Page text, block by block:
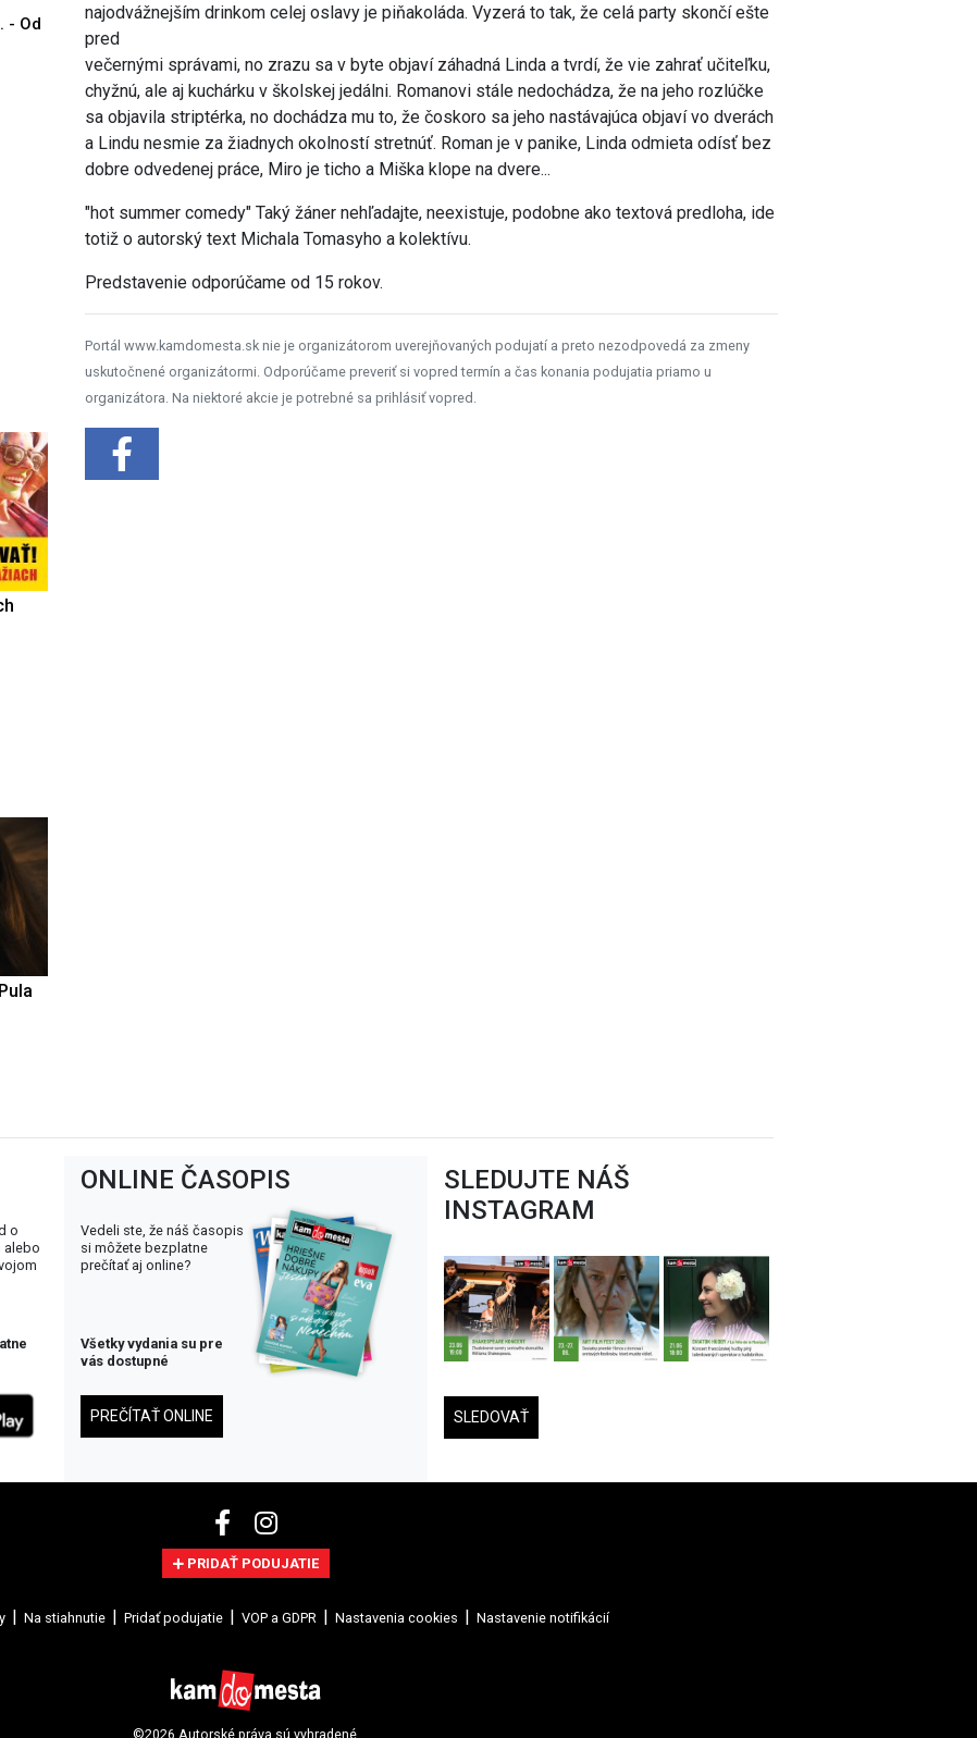
- Od
najodvážnejším drinkom celej oslavy je piňakoláda. Vyzerá to tak, že celá party skončí ešte
pred
večernými správami, no zrazu sa v byte objaví záhadná Linda a tvrdí, že vie zahrať učiteľku,
chyžnú, ale aj kuchárku v školskej jedálni. Romanovi stále nedochádza, že na jeho rozlúčke
sa objavila striptérka, no dochádza mu to, že čoskoro sa jeho nastávajúca objaví vo dverách
a Lindu nesmie za žiadnych okolností stretnúť. Roman je v panike, Linda odmieta odísť bez
dobre odvedenej práce, Miro je ticho a Miška klope na dvere...
"hot summer comedy" Taký žáner nehľadajte, neexistuje, podobne ako textová predloha, ide
totiž o autorský text Michala Tomasyho a kolektívu.
Predstavenie odporúčame od 15 rokov.
Portál www.kamdomesta.sk nie je organizátorom uverejňovaných podujatí a preto nezodpovedá za zmeny
uskutočnené organizátormi. Odporúčame preveriť si vopred termín a čas konania podujatia priamo u
organizátora. Na niektoré akcie je potrebné sa prihlásiť vopred.
o
alebo
ONLINE ČASOPIS
Vedeli ste, že náš časopis
si môžete bezplatne
prečítať aj online?
Všetky vydania su pre
vás dostupné
PREČÍTAŤ ONLINE
SLEDUJTE NÁŠ
INSTAGRAM
SLEDOVAŤ
PRIDAŤ PODUJATIE
Na stiahnutie Pridať podujatie VOP a GDPR Nastavenia cookies Nastavenie notifikácií
©2026 Autorské práva sú vyhradené.